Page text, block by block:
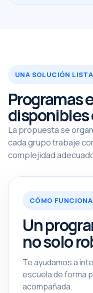
UNA SOLUCIÓN
Programas
disponibles
La propuesta se
cada grupo trabaje
complejidad
CÓMO FUNCIONA
Un
no solo
Te ayudamos a
escuela de forma
acompañada.